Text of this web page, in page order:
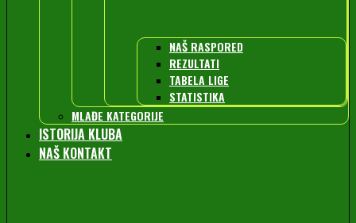
NAŠ RASPORED
REZULTATI
TABELA LIGE
STATISTIKA
MLAĐE KATEGORIJE
ISTORIJA KLUBA
NAŠ KONTAKT